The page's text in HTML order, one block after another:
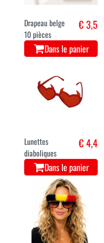
Drapeau belge
10 pièces
€ 3,5
Dans le panier
Lunettes
diaboliques
€ 4,4
Dans le panier